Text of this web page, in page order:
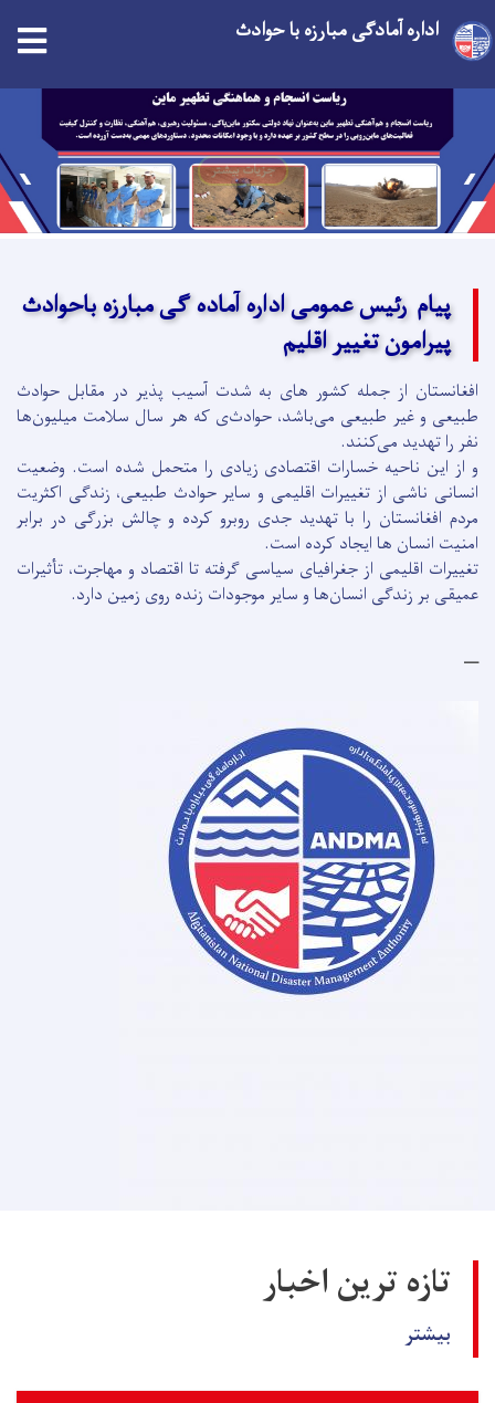
Skip
to
main
content
اداره آمادگی مبارزه با حوادث
جزیات بیشتر
پیام رئیس عمومی اداره آماده گی مبارزه باحوادث
پیرامون تغییر اقلیم
افغانستان از جمله کشور های به شدت آسیب پذیر در مقابل حوادث
طبیعی و غیر طبیعی می‌باشد، حوادث‌ی که هر سال سلامت میلیون‌ها
نفر را تهدید می‌کنند.
و از این ناحیه خسارات اقتصادی زیادی را متحمل شده است. وضعیت
انسانی ناشی از تغییرات اقلیمی و سایر حوادث طبیعی، زندگی اکثریت
مردم افغانستان را با تهدید جدی روبرو کرده و چالش بزرگی در برابر
امنیت انسان ها ایجاد کرده است.
تغییرات اقلیمی از جغرافیای سیاسی گرفته تا اقتصاد و مهاجرت، تأثیرات
عمیقی بر زندگی انسان‌ها و سایر موجودات زنده روی زمین دارد.
تازه ترین اخبار
بیشتر